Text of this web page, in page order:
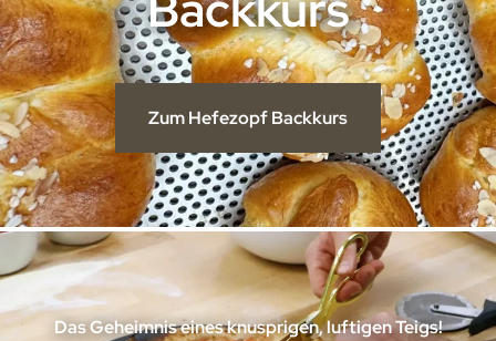
Zum Hefezopf Backkurs
Das Geheimnis eines knusprigen, luftigen Teigs!